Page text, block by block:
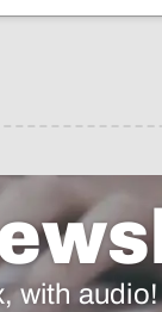
with audio!